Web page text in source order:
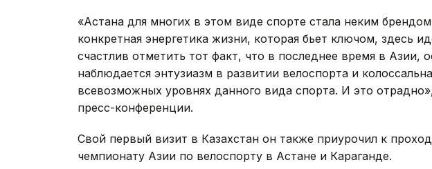
«Астана для многих в этом виде спорте стала неким
конкретная энергетика жизни, которая бьет ключом, здесь
счастлив отметить тот факт, что в последнее время в Азии,
наблюдается энтузиазм в развитии велоспорта и
всевозможных уровнях данного вида спорта. И это
пресс-конференции.
Свой первый визит в Казахстан он также приурочил к
чемпионату Азии по велоспорту в Астане и Караганде.